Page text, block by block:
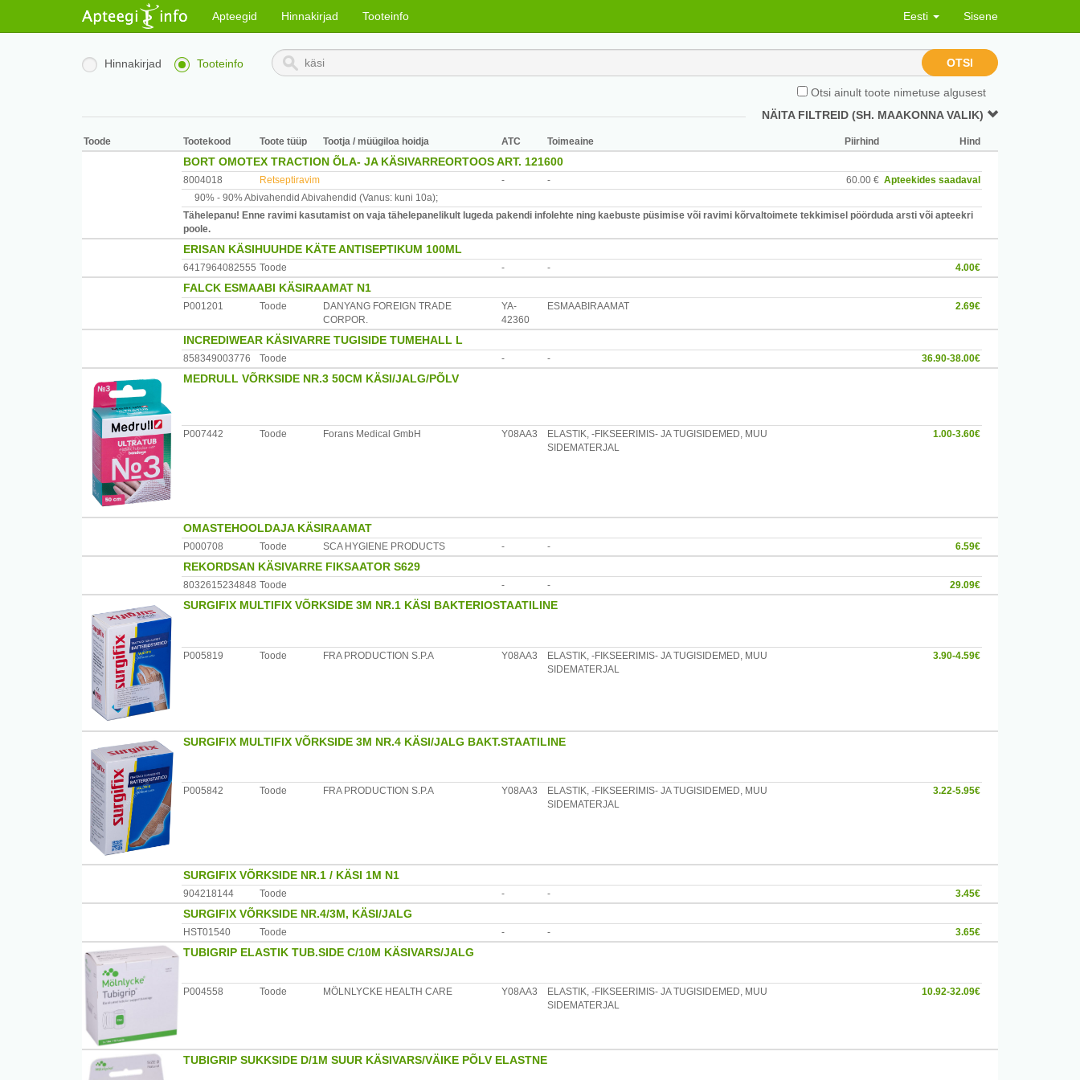
Apteegid Hinnakirjad Tooteinfo Eesti Sisene
Hinnakirjad Tooteinfo OTSI
Otsi ainult toote nimetuse algusest
NÄITA FILTREID (SH. MAAKONNA VALIK)
Toode Tootekood Toote tüüp Tootja / müügiloa hoidja ATC Toimeaine Piirhind Hind
BORT OMOTEX TRACTION ÕLA- JA KÄSIVARREORTOOS ART. 121600
8004018 Retseptiravim - - 60.00 € Apteekides saadaval
90% - 90% Abivahendid Abivahendid (Vanus: kuni 10a);
Tähelepanu! Enne ravimi kasutamist on vaja tähelepanelikult lugeda pakendi infolehte ning kaebuste püsimise või ravimi kõrvaltoimete tekkimisel pöörduda arsti või apteekri
poole.
ERISAN KÄSIHUUHDE KÄTE ANTISEPTIKUM 100ML
6417964082555 Toode - - 4.00€
FALCK ESMAABI KÄSIRAAMAT N1
P001201 Toode
DANYANG FOREIGN TRADE
CORPOR.
YA-
42360
ESMAABIRAAMAT 2.69€
INCREDIWEAR KÄSIVARRE TUGISIDE TUMEHALL L
858349003776 Toode - - 36.90-38.00€
MEDRULL VÕRKSIDE NR.3 50CM KÄSI/JALG/PÕLV
P007442 Toode Forans Medical GmbH Y08AA3
ELASTIK, -FIKSEERIMIS- JA TUGISIDEMED, MUU
SIDEMATERJAL
1.00-3.60€
OMASTEHOOLDAJA KÄSIRAAMAT
P000708 Toode SCA HYGIENE PRODUCTS - - 6.59€
REKORDSAN KÄSIVARRE FIKSAATOR S629
8032615234848 Toode - - 29.09€
SURGIFIX MULTIFIX VÕRKSIDE 3M NR.1 KÄSI BAKTERIOSTAATILINE
P005819 Toode FRA PRODUCTION S.P.A Y08AA3
ELASTIK, -FIKSEERIMIS- JA TUGISIDEMED, MUU
SIDEMATERJAL
3.90-4.59€
SURGIFIX MULTIFIX VÕRKSIDE 3M NR.4 KÄSI/JALG BAKT.STAATILINE
P005842 Toode FRA PRODUCTION S.P.A Y08AA3
ELASTIK, -FIKSEERIMIS- JA TUGISIDEMED, MUU
SIDEMATERJAL
3.22-5.95€
SURGIFIX VÕRKSIDE NR.1 / KÄSI 1M N1
904218144 Toode - - 3.45€
SURGIFIX VÕRKSIDE NR.4/3M, KÄSI/JALG
HST01540 Toode - - 3.65€
TUBIGRIP ELASTIK TUB.SIDE C/10M KÄSIVARS/JALG
P004558 Toode MÖLNLYCKE HEALTH CARE Y08AA3
ELASTIK, -FIKSEERIMIS- JA TUGISIDEMED, MUU
SIDEMATERJAL
10.92-32.09€
TUBIGRIP SUKKSIDE D/1M SUUR KÄSIVARS/VÄIKE PÕLV ELASTNE